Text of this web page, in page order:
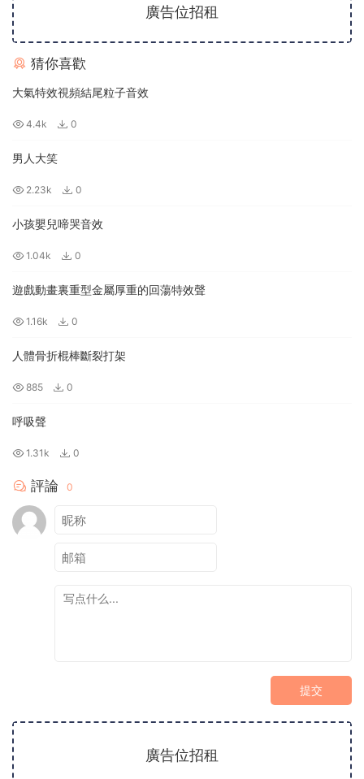
廣告位招租
猜你喜歡
大氣特效視頻結尾粒子音效
4.4k 0
男人大笑
2.23k 0
小孩嬰兒啼哭音效
1.04k 0
遊戲動畫裏重型金屬厚重的回蕩特效聲
1.16k 0
人體骨折棍棒斷裂打架
885 0
呼吸聲
1.31k 0
評論 0
提交
廣告位招租